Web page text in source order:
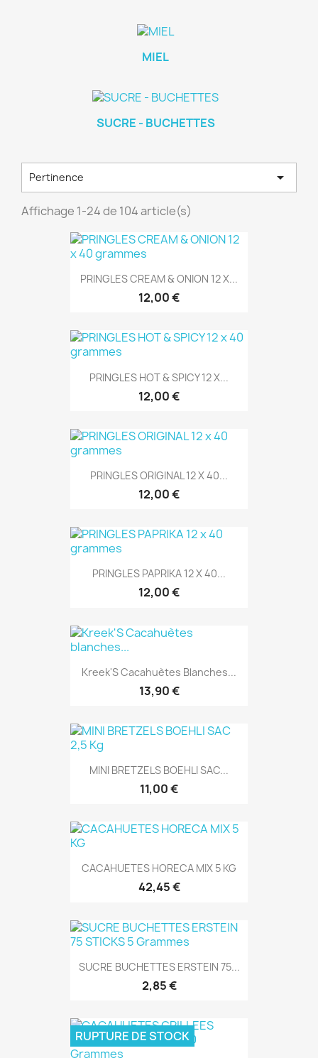
MIEL
SUCRE - BUCHETTES
Pertinence 
Affichage 1-24 de 104 article(s)
PRINGLES CREAM & ONION 12 X...
12,00 €
PRINGLES HOT & SPICY 12 X...
12,00 €
PRINGLES ORIGINAL 12 X 40...
12,00 €
PRINGLES PAPRIKA 12 X 40...
12,00 €
Kreek'S Cacahuètes Blanches...
13,90 €
MINI BRETZELS BOEHLI SAC...
11,00 €
CACAHUETES HORECA MIX 5 KG
42,45 €
SUCRE BUCHETTES ERSTEIN 75...
2,85 €
RUPTURE DE STOCK